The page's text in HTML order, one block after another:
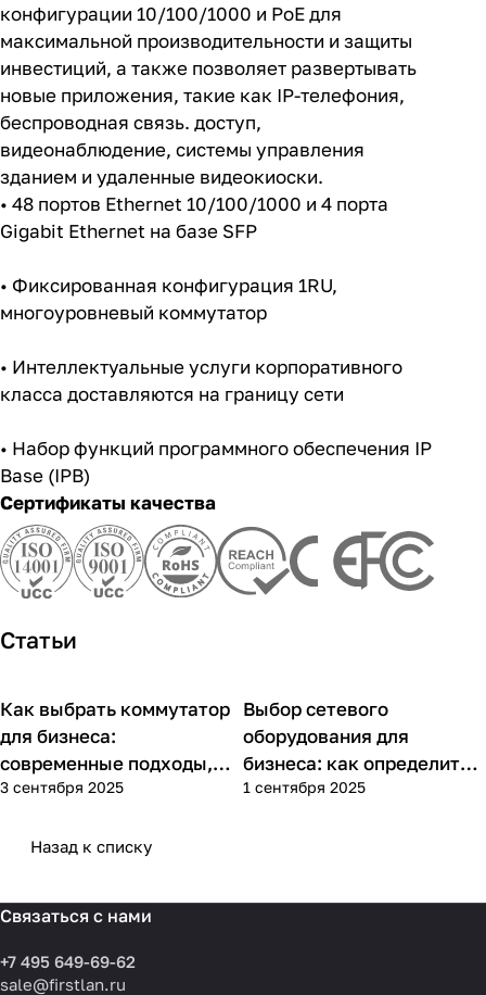
конфигурации 10/100/1000 и PoE для
максимальной производительности и защиты
инвестиций, а также позволяет развертывать
новые приложения, такие как IP-телефония,
беспроводная связь. доступ,
видеонаблюдение, системы управления
зданием и удаленные видеокиоски.
• 48 портов Ethernet 10/100/1000 и 4 порта
Gigabit Ethernet на базе SFP
• Фиксированная конфигурация 1RU,
многоуровневый коммутатор
• Интеллектуальные услуги корпоративного
класса доставляются на границу сети
• Набор функций программного обеспечения IP
Base (IPB)
Сертификаты качества
Статьи
Советы покупателям
Как выбрать коммутатор
для бизнеса:
современные подходы,
практика применения и
3 сентября 2025
Советы покупателям
Выбор сетевого
оборудования для
бизнеса: как определить
потребности компании и
1 сентября 2025
Назад к списку
Связаться с нами
+7 495 649-69-62
sale@firstlan.ru